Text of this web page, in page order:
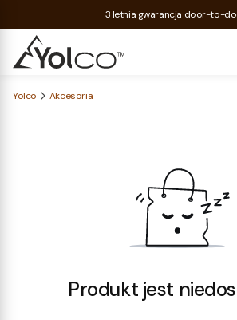
3 letnia gwarancja door-to-
Yolco Akcesoria
Produkt jest